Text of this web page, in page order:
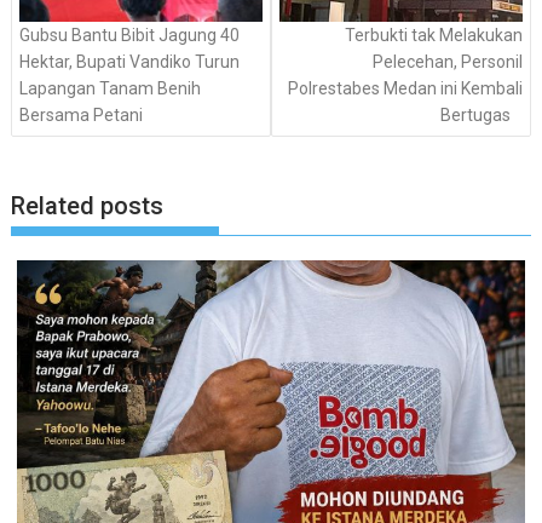
Gubsu Bantu Bibit Jagung 40
Hektar, Bupati Vandiko Turun
Lapangan Tanam Benih
Bersama Petani
Terbukti tak Melakukan
Pelecehan, Personil
Polrestabes Medan ini Kembali
Bertugas
Related posts